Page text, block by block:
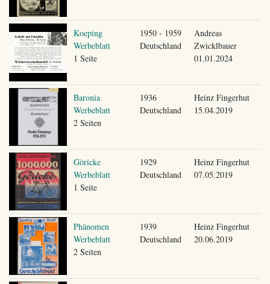
Koeping
Werbeblatt
1 Seite
1950 - 1959
Deutschland
Andreas
Zwicklbauer
01.01.2024
Baronia
Werbeblatt
2 Seiten
1936
Deutschland
Heinz Fingerhut
15.04.2019
Göricke
Werbeblatt
1 Seite
1929
Deutschland
Heinz Fingerhut
07.05.2019
Phänomen
Werbeblatt
2 Seiten
1939
Deutschland
Heinz Fingerhut
20.06.2019